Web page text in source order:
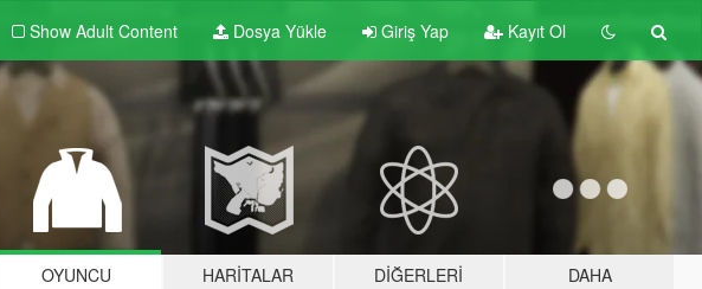
Show Adult Content Dosya Yükle Giriş Yap Kayıt Ol
OYUNCU HARITALAR DIĞERLERI DAHA